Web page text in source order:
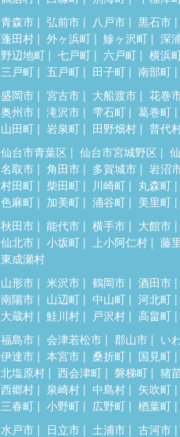
青森市 弘前市 八戸市 黒石市
蓬田村
外ヶ浜町 鰺ヶ沢町 深
野辺地町
七戸町 六戸町 横浜
三戸町
五戸町 田子町 南部町
盛岡市 宮古市 大船渡市 花巻
奥州市
滝沢市 雫石町 葛巻町
山田町
岩泉町 田野畑村 普代
仙台市青葉区 仙台市宮城野区
名取市
角田市 多賀城市 岩沼
村田町
柴田町 川崎町 丸森町
色麻町
加美町 涌谷町 美里町
秋田市 能代市 横手市 大館市
仙北市
小坂町 上小阿仁村 藤
東成瀬村
山形市 米沢市 鶴岡市 酒田市
南陽市
山辺町 中山町 河北町
大蔵村
鮭川村 戸沢村 高畠町
福島市 会津若松市 郡山市 い
伊達市
本宮市 桑折町 国見町
北塩原村
西会津町 磐梯町 猪
西郷村
泉崎村 中島村 矢吹町
三春町
小野町 広野町 楢葉町
水戸市 日立市 土浦市 古河市